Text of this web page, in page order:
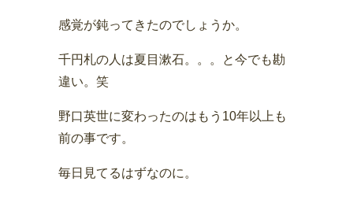
感覚が鈍ってきたのでしょうか。
千円札の人は夏目漱石。。。と今でも勘
違い。笑
野口英世に変わったのはもう10年以上も
前の事です。
毎日見てるはずなのに。